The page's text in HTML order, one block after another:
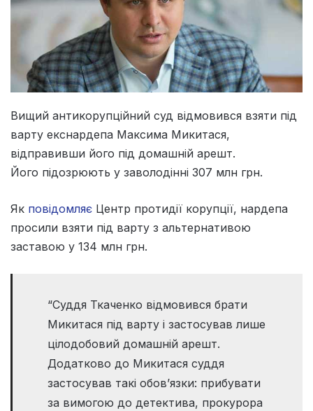
Вищий антикорупційний суд відмовився взяти під
варту екснардепа Максима Микитася,
відправивши його під домашній арешт.
Його підозрюють у заволодінні 307 млн грн.
Як повідомляє Центр протидії корупції, нардепа
просили взяти під варту з альтернативою
заставою у 134 млн грн.
“Суддя Ткаченко відмовився брати
Микитася під варту і застосував лише
цілодобовий домашній арешт.
Додатково до Микитася суддя
застосував такі обов’язки: прибувати
за вимогою до детектива, прокурора